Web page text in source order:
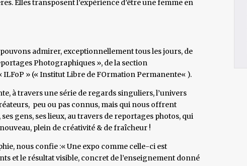
Elles transposent l’expérience d’être une femme en
admirer, exceptionnellement tous les jours, de
Photographiques », de la section
» (« Institut Libre de FOrmation Permanente« ).
à travers une série de regards singuliers, l’univers
peu ou pas connus, mais qui nous offrent
gens, ses lieux, au travers de reportages photos, qui
plein de créativité & de fraîcheur !
nous confie :« Une expo comme celle-ci est
et le résultat visible, concret de l’enseignement donné